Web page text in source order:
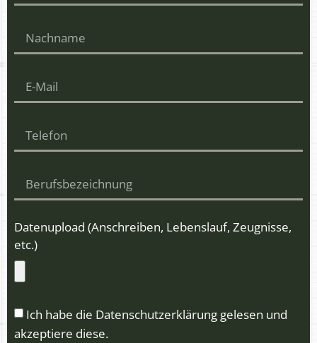
Datenupload (Anschreiben, Lebenslauf, Zeugnisse,
etc.)
Ich habe die Datenschutzerklärung gelesen und
akzeptiere diese.